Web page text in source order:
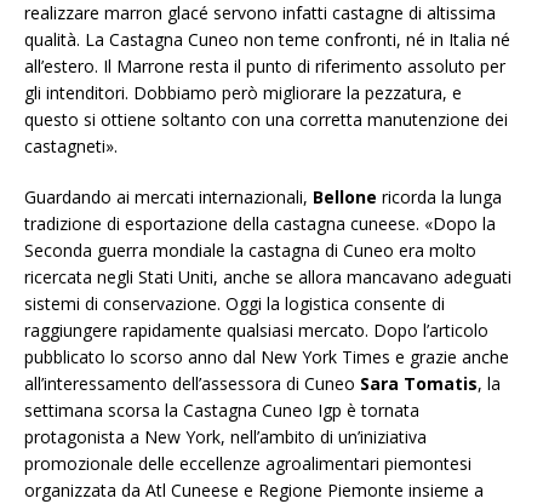
realizzare marron glacé servono infatti castagne di altissima
qualità. La Castagna Cuneo non teme confronti, né in Italia né
all’estero. Il Marrone resta il punto di riferimento assoluto per
gli intenditori. Dobbiamo però migliorare la pezzatura, e
questo si ottiene soltanto con una corretta manutenzione dei
castagneti».
Guardando ai mercati internazionali, Bellone ricorda la lunga
tradizione di esportazione della castagna cuneese. «Dopo la
Seconda guerra mondiale la castagna di Cuneo era molto
ricercata negli Stati Uniti, anche se allora mancavano adeguati
sistemi di conservazione. Oggi la logistica consente di
raggiungere rapidamente qualsiasi mercato. Dopo l’articolo
pubblicato lo scorso anno dal New York Times e grazie anche
all’interessamento dell’assessora di Cuneo Sara Tomatis, la
settimana scorsa la Castagna Cuneo Igp è tornata
protagonista a New York, nell’ambito di un’iniziativa
promozionale delle eccellenze agroalimentari piemontesi
organizzata da Atl Cuneese e Regione Piemonte insieme a